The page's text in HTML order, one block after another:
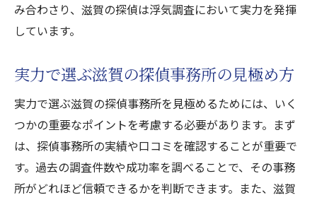
み合わさり、滋賀の探偵は浮気調査において実力を発揮
しています。
実力で選ぶ滋賀の探偵事務所の見極め方
実力で選ぶ滋賀の探偵事務所を見極めるためには、いく
つかの重要なポイントを考慮する必要があります。まず
は、探偵事務所の実績や口コミを確認することが重要で
す。過去の調査件数や成功率を調べることで、その事務
所がどれほど信頼できるかを判断できます。また、滋賀